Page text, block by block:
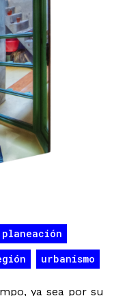
planeación
urbanismo
ya sea por su